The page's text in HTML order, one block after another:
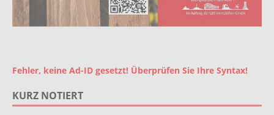
Fehler, keine Ad-ID gesetzt! Überprüfen Sie Ihre Syntax!
KURZ NOTIERT